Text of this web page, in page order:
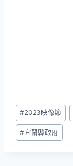
Post
Tags:
#2023映像節
#宜蘭縣政府